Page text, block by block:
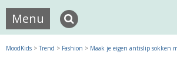
Menu
MoodKids >Trend > Fashion > Maak je eigen antislip sokken